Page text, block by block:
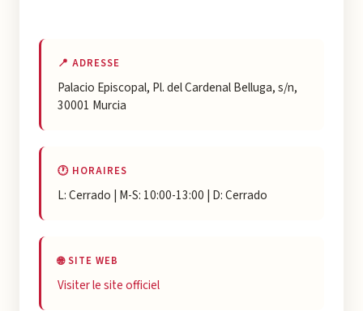
📍 ADRESSE
Palacio Episcopal, Pl. del Cardenal Belluga, s/n,
30001 Murcia
🕐 HORAIRES
L: Cerrado | M-S: 10:00-13:00 | D: Cerrado
🌐 SITE WEB
Visiter le site officiel